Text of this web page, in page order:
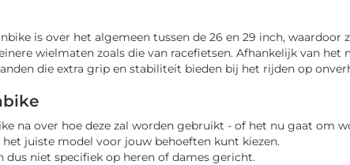
is over het algemeen tussen de 26 en 29 inch,
wielmaten zoals die van racefietsen. Afhankelijk van het
die extra grip en stabiliteit bieden bij het rijden op
na over hoe deze zal worden gebruikt - of het nu gaat om
juiste model voor jouw behoeften kunt kiezen.
dus niet specifiek op heren of dames gericht.